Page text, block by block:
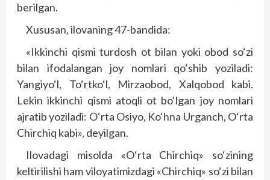
berilgan.
Xususan, ilovaning 47-bandida:
«Ikkinchi qismi turdosh ot bilan yoki obod so‘zi
bilan ifodalangan joy nomlari qo‘shib yoziladi:
Yangiyo‘l, To‘rtko‘l, Mirza­obod, Xalq­obod kabi.
Lekin ikkinchi qismi atoqli ot bo‘lgan joy nomlari
ajratib yoziladi: O‘rta Osiyo, Ko‘hna Urganch, O‘rta
Chirchiq kabi», deyilgan.
Ilovadagi misolda «O‘rta Chirchiq» so‘zining
keltirilishi ham viloyatimizdagi «Chirchiq» so‘zi bilan